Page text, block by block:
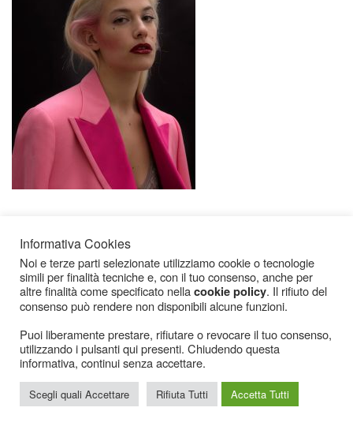
Cookies
Informativa Cookies
Noi e terze parti selezionate utilizziamo cookie o tecnologie
simili per finalità tecniche e, con il tuo consenso, anche per
altre finalità come specificato nellacookie policy. Il rifiuto del
consenso può rendere non disponibili alcune funzioni.
Puoi liberamente prestare, rifiutare o revocare il tuo consenso,
utilizzando i pulsanti qui presenti. Chiudendo questa
informativa, continui senza accettare.
Scegli quali Accettare Rifiuta Tutti Accetta Tutti